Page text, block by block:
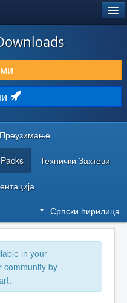
Преузимање
Технички Захтеви
Српски ћирилица
in your
community by